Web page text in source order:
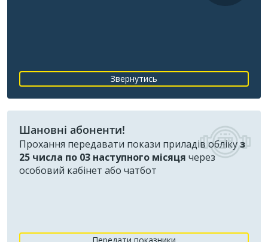
Звернутись
Шановні абоненти!
Прохання передавати покази приладів облікуз
25 числа по 03 наступного місяця через
особовий кабінет або чатбот